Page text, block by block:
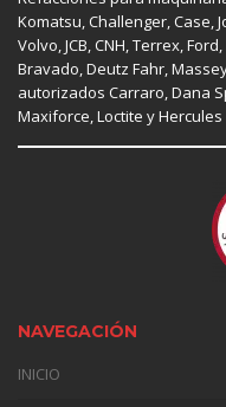
Komatsu, Challenger, Case
Volvo, JCB CNH , Terrex, Ford
Bravado, Deutz Fahr,
autorizados Carraro Dana
Maxiforce, Loctite y
NAVEGACIÓN
INICIO